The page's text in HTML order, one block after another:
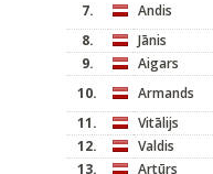
7.
Andis
8.
Jānis
9.
Aigars
10.
Armands
11.
Vitālijs
12.
Valdis
13.
Artūrs